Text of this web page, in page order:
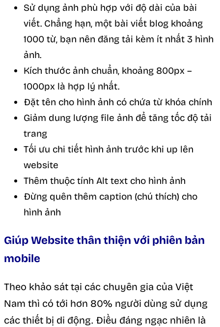
Sử dụng ảnh phù hợp với độ dài của bài
viết. Chẳng hạn, một bài viết blog khoảng
1000 từ, bạn nên đăng tải kèm ít nhất 3 hình
ảnh.
Kích thước ảnh chuẩn, khoảng 800px –
1000px là hợp lý nhất.
Đặt tên cho hình ảnh có chứa từ khóa chính
Giảm dung lượng file ảnh để tăng tốc độ tải
trang
Tối ưu chi tiết hình ảnh trước khi up lên
website
Thêm thuộc tính Alt text cho hình ảnh
Đừng quên thêm caption (chú thích) cho
hình ảnh
Giúp Website thân thiện với phiên bản
mobile
Theo khảo sát tại các chuyên gia của Việt
Nam thì có tới hơn 80% người dùng sử dụng
các thiết bị di động. Điều đáng ngạc nhiên là